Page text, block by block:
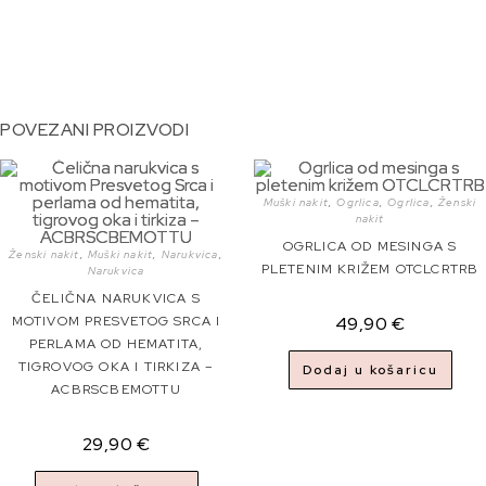
POVEZANI PROIZVODI
Ženski nakit,Muški nakit, Narukvica,
Narukvica
ČELIČNA NARUKVICA S
MOTIVOM PRESVETOG SRCA I
PERLAMA OD HEMATITA,
TIGROVOG OKA I TIRKIZA –
ACBRSCBEMOTTU
29,90 €
Muški nakit,Ogrlica,Ogrlica,Ženski
nakit
OGRLICA OD MESINGA S
PLETENIM KRIŽEM OTCLCRTRB
49,90 €
Dodaj u košaricu